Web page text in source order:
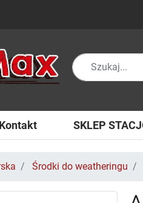
Kontakt SKLEP
Środki do weatheringu